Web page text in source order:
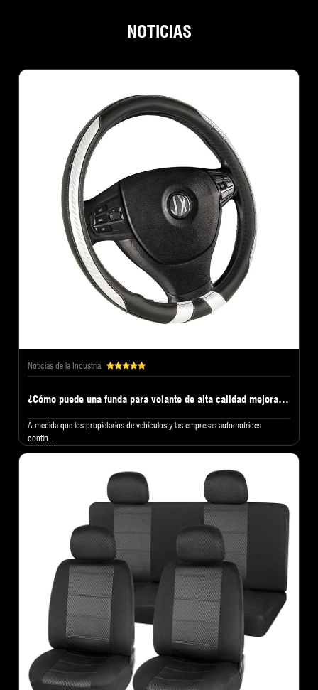
NOTICIAS
Noticias de la Industria
¿Cómo puede una funda para volante de alta calidad mejorar la comodidad de conducción y el valor interior del vehículo?
A medida que los propietarios de vehículos y las empresas automotrices
contin...